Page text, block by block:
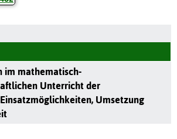
im mathematisch-
Unterricht der
Umsetzung